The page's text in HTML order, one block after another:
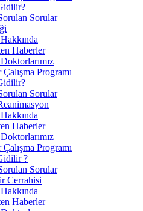
Sorular
Haberler
Programı
Sorular
Haberler
Programı
?
Sorular
Cerrahisi
Haberler